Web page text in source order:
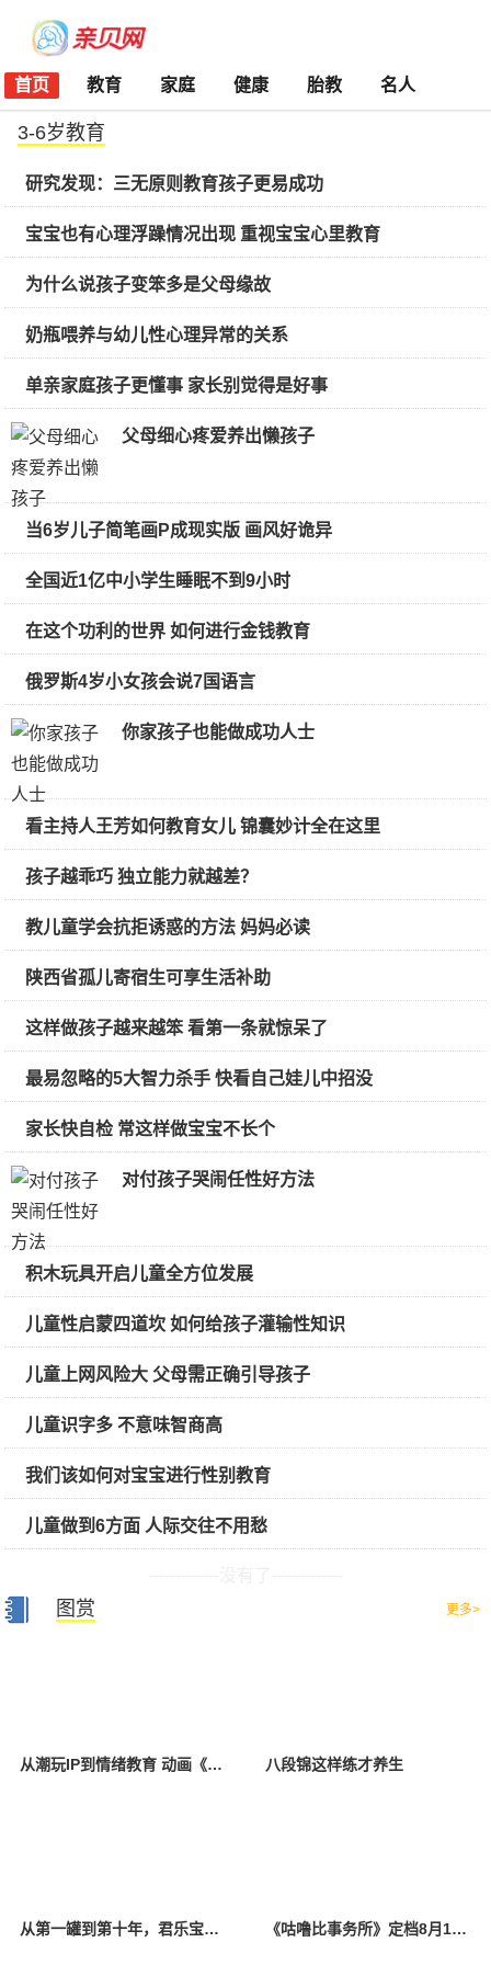
首页 教育 家庭 健康 胎教 名人
3-6岁教育
研究发现：三无原则教育孩子更易成功
宝宝也有心理浮躁情况出现 重视宝宝心里教育
为什么说孩子变笨多是父母缘故
奶瓶喂养与幼儿性心理异常的关系
单亲家庭孩子更懂事 家长别觉得是好事
父母细心疼爱养出懒孩子
当6岁儿子简笔画P成现实版 画风好诡异
全国近1亿中小学生睡眠不到9小时
在这个功利的世界 如何进行金钱教育
俄罗斯4岁小女孩会说7国语言
你家孩子也能做成功人士
看主持人王芳如何教育女儿 锦囊妙计全在这里
孩子越乖巧 独立能力就越差？
教儿童学会抗拒诱惑的方法 妈妈必读
陕西省孤儿寄宿生可享生活补助
这样做孩子越来越笨 看第一条就惊呆了
最易忽略的5大智力杀手 快看自己娃儿中招没
家长快自检 常这样做宝宝不长个
对付孩子哭闹任性好方法
积木玩具开启儿童全方位发展
儿童性启蒙四道坎 如何给孩子灌输性知识
儿童上网风险大 父母需正确引导孩子
儿童识字多 不意味智商高
我们该如何对宝宝进行性别教育
儿童做到6方面 人际交往不用愁
图赏 更多>
从潮玩IP到情绪教育 动画《咕噜比事务所》今日治愈开播 八段锦这样练才养生
从第一罐到第十年，君乐宝奶粉把初心写进品质安全 《咕噜比事务所》定档8月10日 聚焦儿童情绪教育助力健康成长